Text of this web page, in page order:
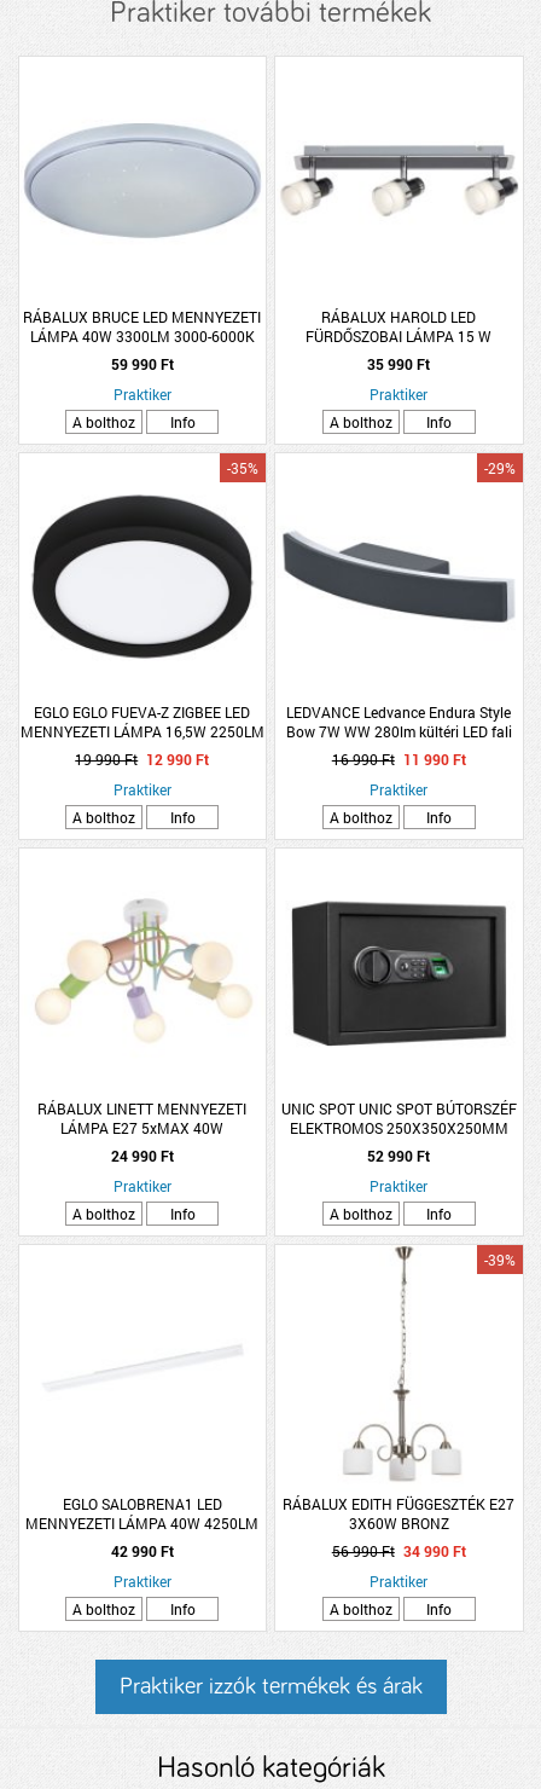
Praktiker további termékek
RÁBALUX BRUCE LED MENNYEZETI
LÁMPA 40W 3300LM 3000-6000K
IP20 RGB CSILLOGÓ EFFEKT
DIMMELHETŐ 59CM
59 990 Ft
Praktiker
A bolthoz
Info
RÁBALUX HAROLD LED
FÜRDŐSZOBAI LÁMPA 15 W
35 990 Ft
Praktiker
A bolthoz
Info
EGLO EGLO FUEVA-Z ZIGBEE LED
MENNYEZETI LÁMPA 16,5W 2250LM
2700-6500K IP44 DIMMELHETŐ
21CM FEKETE
-35%
19 990 Ft 12 990 Ft
Praktiker
A bolthoz
Info
LEDVANCE Ledvance Endura Style
Bow 7W WW 280lm kültéri LED fali
lámpa
-29%
16 990 Ft 11 990 Ft
Praktiker
A bolthoz
Info
RÁBALUX LINETT MENNYEZETI
LÁMPA E27 5xMAX 40W
24 990 Ft
Praktiker
A bolthoz
Info
UNIC SPOT UNIC SPOT BÚTORSZÉF
ELEKTROMOS 250X350X250MM
FEKETE UJJLENYOMAT OLVASÓVAL
52 990 Ft
Praktiker
A bolthoz
Info
EGLO SALOBRENA1 LED
MENNYEZETI LÁMPA 40W 4250LM
119,5X10CM 4000K KIEMELŐ
KERETTEL
42 990 Ft
Praktiker
A bolthoz
Info
RÁBALUX EDITH FÜGGESZTÉK E27
3X60W BRONZ
-39%
56 990 Ft 34 990 Ft
Praktiker
A bolthoz
Info
Praktiker izzók termékek és árak
Hasonló kategóriák